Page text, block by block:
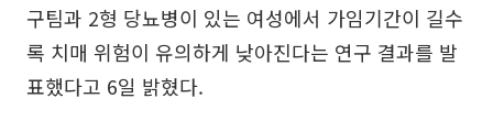
구팀과 2형 당뇨병이 있는 여성에서 가임기간이 길수
록 치매 위험이 유의하게 낮아진다는 연구 결과를 발
표했다고 6일 밝혔다.